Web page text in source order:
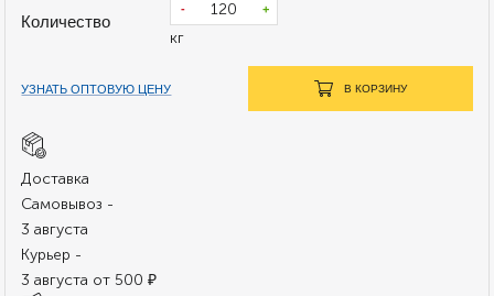
Количество
- +
кг
УЗНАТЬ ОПТОВУЮ ЦЕНУ В КОРЗИНУ
Доставка
Самовывоз -
3 августа
Курьер -
3 августа от 500 ₽